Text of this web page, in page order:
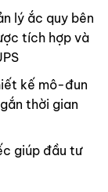
lý ắc quy bên
tích hợp và
kế mô-đun
thời gian
giúp đầu tư